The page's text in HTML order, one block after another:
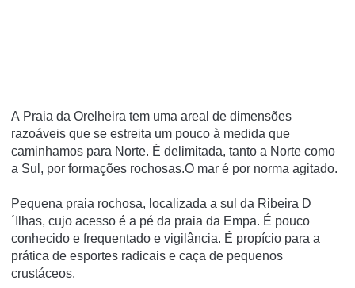
A Praia da Orelheira tem uma areal de dimensões
razoáveis que se estreita um pouco à medida que
caminhamos para Norte. É delimitada, tanto a Norte como
a Sul, por formações rochosas.O mar é por norma agitado.
Pequena praia rochosa, localizada a sul da Ribeira D
´Ilhas, cujo acesso é a pé da praia da Empa. É pouco
conhecido e frequentado e vigilância. É propício para a
prática de esportes radicais e caça de pequenos
crustáceos.